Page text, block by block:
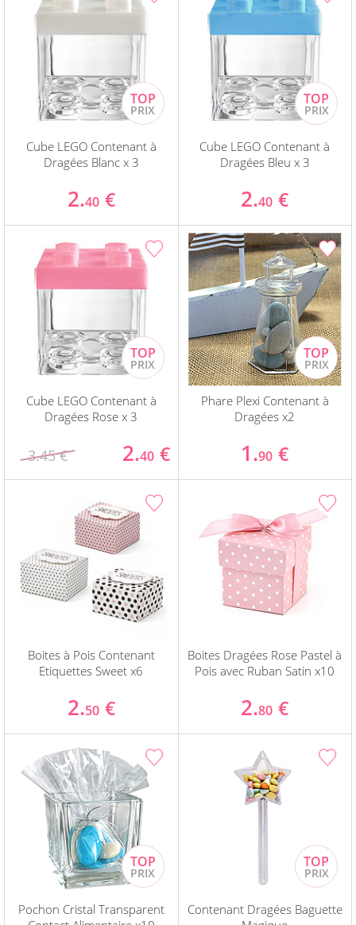
Cube LEGO Contenant à
Dragées Blanc x 3
2.40 €
Cube LEGO Contenant à
Dragées Bleu x 3
2.40 €
Cube LEGO Contenant à
Dragées Rose x 3
3.45 € 2.40 €
Phare Plexi Contenant à
Dragées x2
1.90 €
Boites à Pois Contenant
Etiquettes Sweet x6
2.50 €
Boites Dragées Rose Pastel à
Pois avec Ruban Satin x10
2.80 €
Pochon Cristal Transparent
Contenant Dragées Baguette